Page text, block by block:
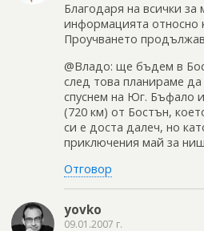
Благодаря на всички за
информацията относно
Проучването
@Владо: ще бъдем в
след това планираме
спуснем на Юг. Бъфало
(720 км) от Бостън,
си е доста далеч, но
приключения май за
Отговор
yovko
09.01.2007 г.